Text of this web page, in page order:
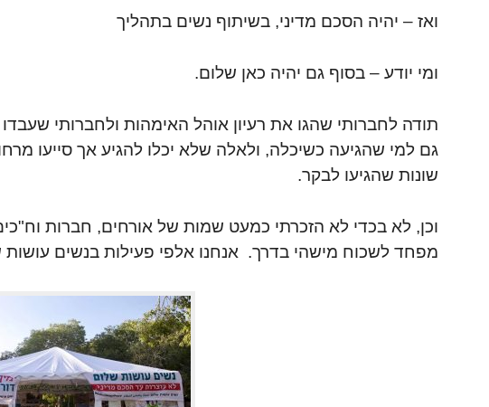
ואז – יהיה הסכם מדיני, בשיתוף נשים בתהליך
ומי יודע – בסוף גם יהיה כאן שלום.
שונות שהגיעו לבקר.
וכן, לא בכדי לא הזכרתי כמעט שמות של אורחים, חברות
מפחד לשכוח מישהי בדרך. אנחנו אלפי פעילות בנשים